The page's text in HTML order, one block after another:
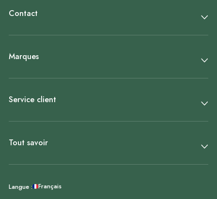
Contact
Marques
Service client
Tout savoir
Langue : Français